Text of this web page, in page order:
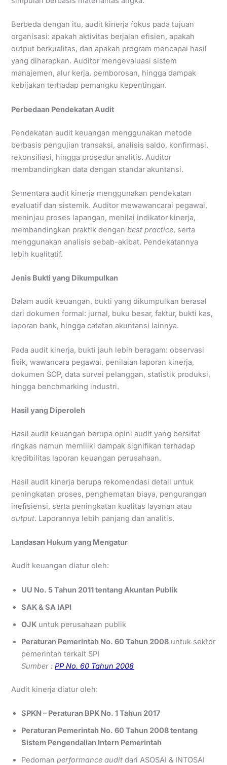
Berbeda dengan itu, audit kinerja fokus pada tujuan
organisasi: apakah aktivitas berjalan efisien, apakah
output berkualitas, dan apakah program mencapai hasil
yang diharapkan. Auditor mengevaluasi sistem
manajemen, alur kerja, pemborosan, hingga dampak
kebijakan terhadap pemangku kepentingan.
Perbedaan Pendekatan Audit
Pendekatan audit keuangan menggunakan metode
berbasis pengujian transaksi, analisis saldo, konfirmasi,
rekonsiliasi, hingga prosedur analitis. Auditor
membandingkan data dengan standar akuntansi.
Sementara audit kinerja menggunakan pendekatan
evaluatif dan sistemik. Auditor mewawancarai pegawai,
meninjau proses lapangan, menilai indikator kinerja,
membandingkan praktik denganbest practice, serta
menggunakan analisis sebab-akibat. Pendekatannya
lebih kualitatif.
Jenis Bukti yang Dikumpulkan
Dalam audit keuangan, bukti yang dikumpulkan berasal
dari dokumen formal: jurnal, buku besar, faktur, bukti kas,
laporan bank, hingga catatan akuntansi lainnya.
Pada audit kinerja, bukti jauh lebih beragam: observasi
fisik, wawancara pegawai, penilaian laporan kinerja,
dokumen SOP, data survei pelanggan, statistik produksi,
hingga benchmarking industri.
Hasil yang Diperoleh
Hasil audit keuangan berupa opini audit yang bersifat
ringkas namun memiliki dampak signifikan terhadap
kredibilitas laporan keuangan perusahaan.
Hasil audit kinerja berupa rekomendasi detail untuk
peningkatan proses, penghematan biaya, pengurangan
inefisiensi, serta peningkatan kualitas layanan atau
output. Laporannya lebih panjang dan analitis.
Landasan Hukum yang Mengatur
Audit keuangan diatur oleh:
UU No. 5 Tahun 2011 tentang Akuntan Publik
SAK & SA IAPI
OJK untuk perusahaan publik
Peraturan Pemerintah No. 60 Tahun 2008 untuk sektor
pemerintah terkait SPI
Sumber :PP No. 60 Tahun 2008
Audit kinerja diatur oleh:
SPKN – Peraturan BPK No. 1 Tahun 2017
Peraturan Pemerintah No. 60 Tahun 2008 tentang
Sistem Pengendalian Intern Pemerintah
Pedomanperformance audit dari ASOSAI & INTOSAI